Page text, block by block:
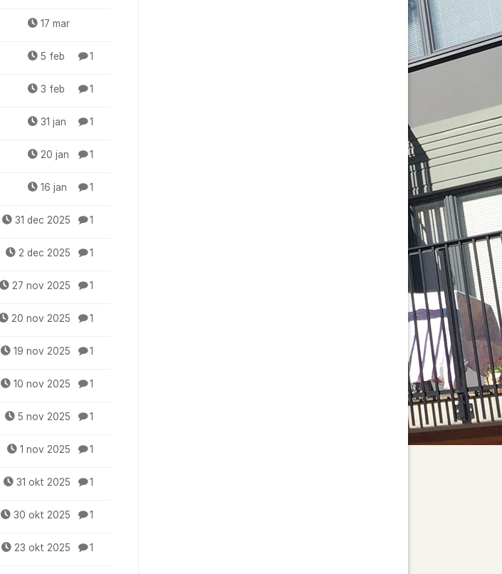
17 mar
5 feb 1
3 feb 1
31 jan 1
20 jan 1
16 jan 1
31 dec 2025 1
2 dec 2025 1
27 nov 2025 1
20 nov 2025 1
19 nov 2025 1
10 nov 2025 1
5 nov 2025 1
1 nov 2025 1
31 okt 2025 1
30 okt 2025 1
23 okt 2025 1